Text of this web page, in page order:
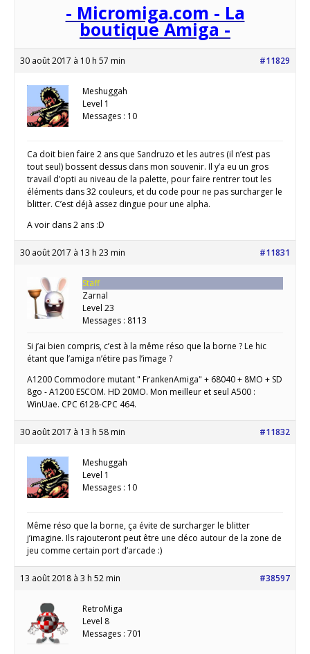
- Micromiga.com - La
boutique Amiga -
30 août 2017 à 10 h 57 min #11829
Meshuggah
Level 1
Messages : 10
Ca doit bien faire 2 ans que Sandruzo et les autres (il n’est pas
tout seul) bossent dessus dans mon souvenir. Il y’a eu un gros
travail d’opti au niveau de la palette, pour faire rentrer tout les
éléments dans 32 couleurs, et du code pour ne pas surcharger le
blitter. C’est déjà assez dingue pour une alpha.
A voir dans 2 ans :D
30 août 2017 à 13 h 23 min #11831
Staff
Zarnal
Level 23
Messages : 8113
Si j’ai bien compris, c’est à la même réso que la borne ? Le hic
étant que l’amiga n’étire pas l’image ?
A1200 Commodore mutant " FrankenAmiga" + 68040 + 8MO + SD
8go - A1200 ESCOM. HD 20MO. Mon meilleur et seul A500 :
WinUae. CPC 6128-CPC 464.
30 août 2017 à 13 h 58 min #11832
Meshuggah
Level 1
Messages : 10
Même réso que la borne, ça évite de surcharger le blitter
j’imagine. Ils rajouteront peut être une déco autour de la zone de
jeu comme certain port d’arcade :)
13 août 2018 à 3 h 52 min #38597
RetroMiga
Level 8
Messages : 701